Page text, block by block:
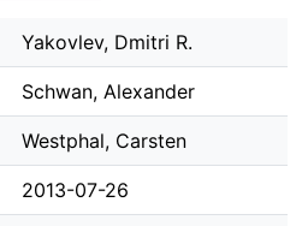
Yakovlev, Dmitri R.
Schwan, Alexander
Westphal, Carsten
2013-07-26